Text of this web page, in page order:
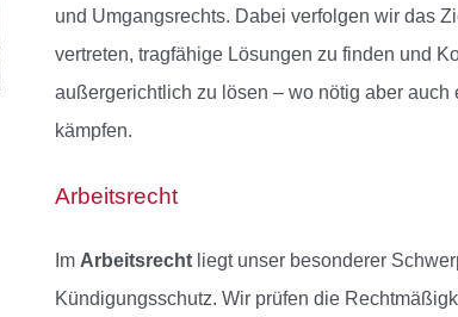
und Umgangsrechts. Dabei verfolgen wir das
vertreten, tragfähige Lösungen zu finden und
außergerichtlich zu lösen – wo nötig aber auch
kämpfen.
Arbeitsrecht
Im Arbeitsrechtliegt unser besonderer
Kündigungsschutz. Wir prüfen die